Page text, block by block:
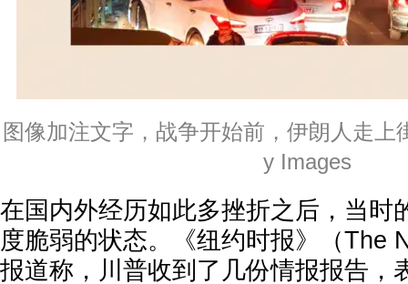
图像加注文字，战争开始前，伊朗人走上
y Images
在国内外经历如此多挫折之后，当时
度脆弱的状态。《纽约时报》（The
报道称，川普收到了几份情报报告，